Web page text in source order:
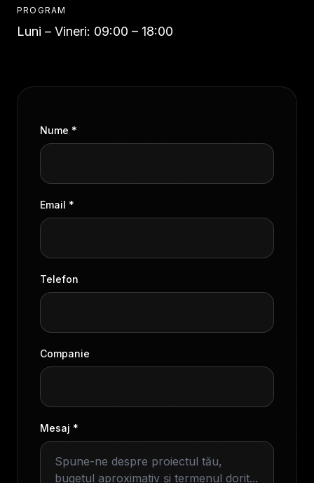
PROGRAM
Luni – Vineri: 09:00 – 18:00
Nume *
Email *
Telefon
Companie
Mesaj *